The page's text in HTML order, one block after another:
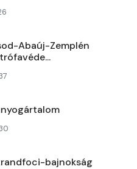
Abaúj-Zemplén
bajnokság